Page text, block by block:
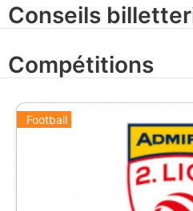
Conseils
Compétitions
Football